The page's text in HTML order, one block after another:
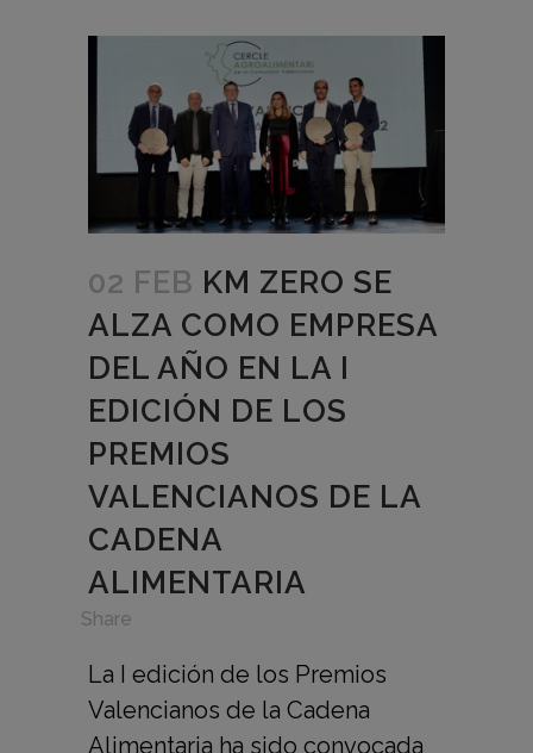
02 FEB KM ZERO SE
ALZA COMO EMPRESA
DEL AÑO EN LA I
EDICIÓN DE LOS
PREMIOS
VALENCIANOS DE LA
CADENA
ALIMENTARIA
Share
La I edición de los Premios
Valencianos de la Cadena
Alimentaria ha sido convocada